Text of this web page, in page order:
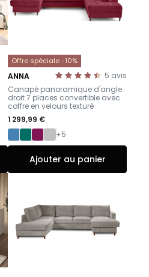
Offre spéciale -10%
5 avis
ANNA
-
Canapé panoramique d'angle
droit 7 places convertible avec
coffre en velours texturé
1 299,99 €
+5
Ajouter au panier